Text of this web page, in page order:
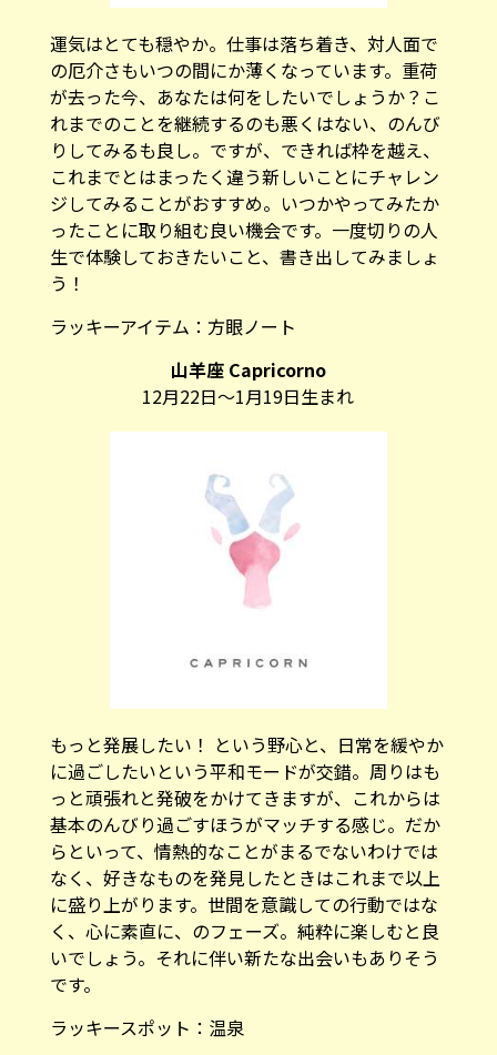
運気はとても穏やか。仕事は落ち着き、対人面で
の厄介さもいつの間にか薄くなっています。重荷
が去った今、あなたは何をしたいでしょうか？こ
れまでのことを継続するのも悪くはない、のんび
りしてみるも良し。ですが、できれば枠を越え、
これまでとはまったく違う新しいことにチャレン
ジしてみることがおすすめ。いつかやってみたか
ったことに取り組む良い機会です。一度切りの人
生で体験しておきたいこと、書き出してみましょ
う！
ラッキーアイテム： 方眼ノート
山羊座 Capricorno
12月22日～1月19日生まれ
もっと発展したい！ という野心と、日常を緩やか
に過ごしたいという平和モードが交錯。周りはも
っと頑張れと発破をかけてきますが、これからは
基本のんびり過ごすほうがマッチする感じ。だか
らといって、情熱的なことがまるでないわけでは
なく、好きなものを発見したときはこれまで以上
に盛り上がります。世間を意識しての行動ではな
く、心に素直に、のフェーズ。純粋に楽しむと良
いでしょう。それに伴い新たな出会いもありそう
です。
ラッキースポット： 温泉